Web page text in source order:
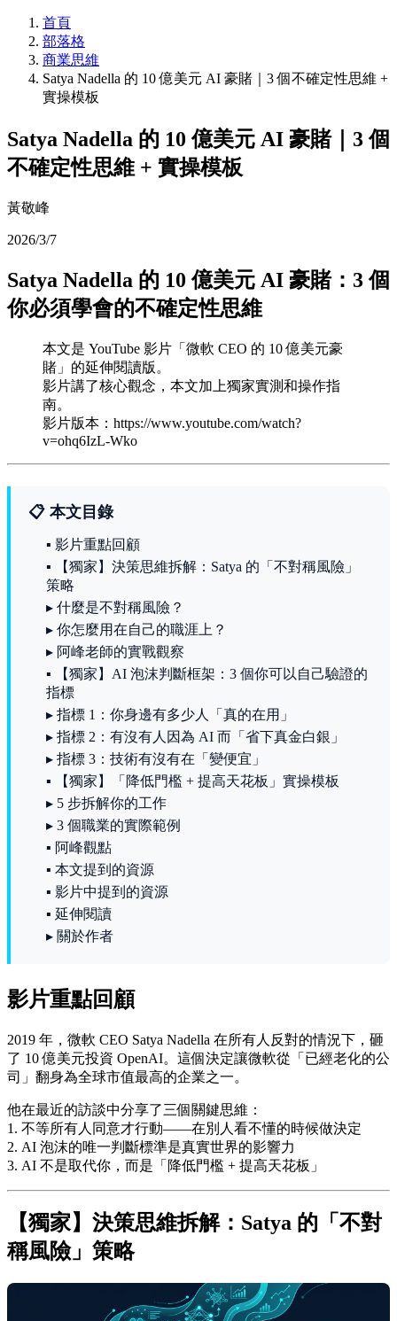
首頁
部落格
商業思維
Satya Nadella 的 10 億美元 AI 豪賭｜3 個不確定性思維 +
實操模板
Satya Nadella 的 10 億美元 AI 豪賭｜3 個
不確定性思維 + 實操模板
黃敬峰
2026/3/7
Satya Nadella 的 10 億美元 AI 豪賭：3 個
你必須學會的不確定性思維
本文是 YouTube 影片「微軟 CEO 的 10 億美元豪
賭」的延伸閱讀版。
影片講了核心觀念，本文加上獨家實測和操作指
南。
影片版本：https://www.youtube.com/watch?
v=ohq6IzL-Wko
📋 本文目錄
▪ 影片重點回顧
▪ 【獨家】決策思維拆解：Satya 的「不對稱風險」
策略
▸ 什麼是不對稱風險？
▸ 你怎麼用在自己的職涯上？
▸ 阿峰老師的實戰觀察
▪ 【獨家】AI 泡沫判斷框架：3 個你可以自己驗證的
指標
▸ 指標 1：你身邊有多少人「真的在用」
▸ 指標 2：有沒有人因為 AI 而「省下真金白銀」
▸ 指標 3：技術有沒有在「變便宜」
▪ 【獨家】「降低門檻 + 提高天花板」實操模板
▸ 5 步拆解你的工作
▸ 3 個職業的實際範例
▪ 阿峰觀點
▪ 本文提到的資源
▪ 影片中提到的資源
▪ 延伸閱讀
▸ 關於作者
影片重點回顧
2019 年，微軟 CEO Satya Nadella 在所有人反對的情況下，砸
了 10 億美元投資 OpenAI。這個決定讓微軟從「已經老化的公
司」翻身為全球市值最高的企業之一。
他在最近的訪談中分享了三個關鍵思維：
1. 不等所有人同意才行動——在別人看不懂的時候做決定
2. AI 泡沫的唯一判斷標準是真實世界的影響力
3. AI 不是取代你，而是「降低門檻 + 提高天花板」
【獨家】決策思維拆解：Satya 的「不對
稱風險」策略